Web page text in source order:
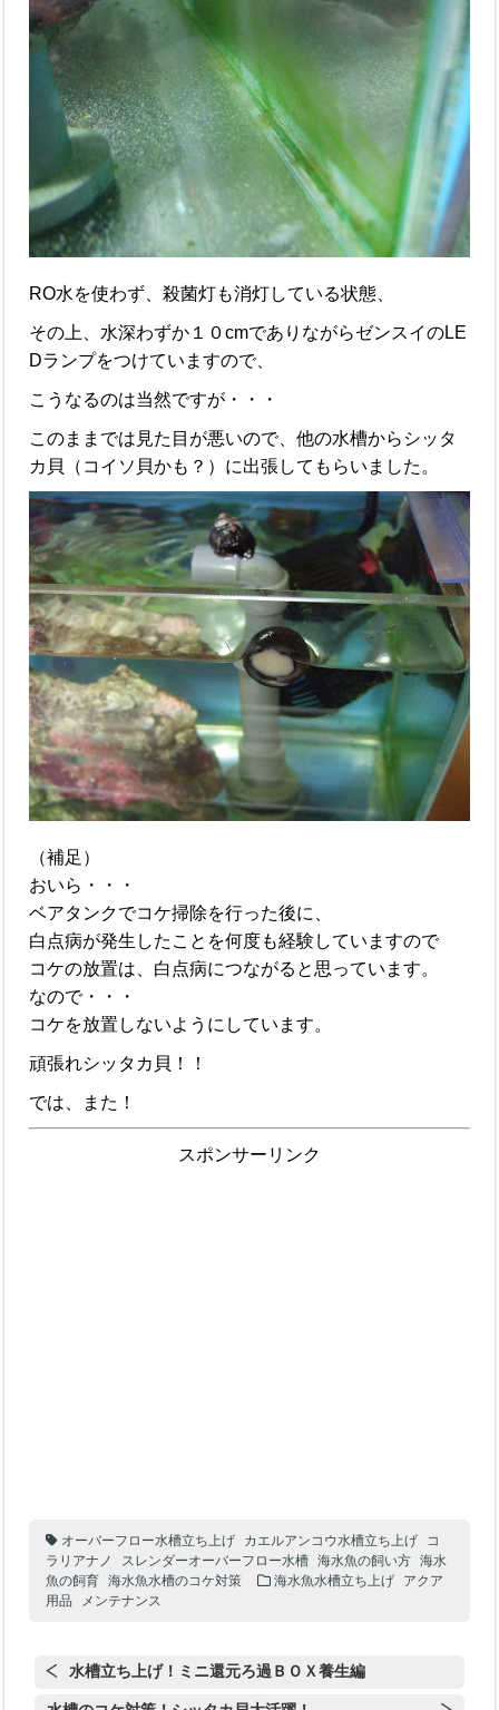
RO水を使わず、殺菌灯も消灯している状態、
その上、水深わずか１０cmでありながらゼンスイのLE
Dランプをつけていますので、
こうなるのは当然ですが・・・
このままでは見た目が悪いので、他の水槽からシッタ
カ貝（コイソ貝かも？）に出張してもらいました。
（補足）
おいら・・・
ベアタンクでコケ掃除を行った後に、
白点病が発生したことを何度も経験していますので
コケの放置は、白点病につながると思っています。
なので・・・
コケを放置しないようにしています。
頑張れシッタカ貝！！
では、また！
スポンサーリンク
オーバーフロー水槽立ち上げ カエルアンコウ水槽立ち上げ
コ
ラリアナノ
スレンダーオーバーフロー水槽 海水魚の飼い方
海水
魚の飼育
海水魚水槽のコケ対策 海水魚水槽立ち上げ
アクア
用品
メンテナンス
水槽立ち上げ！ミニ還元ろ過ＢＯＸ養生編